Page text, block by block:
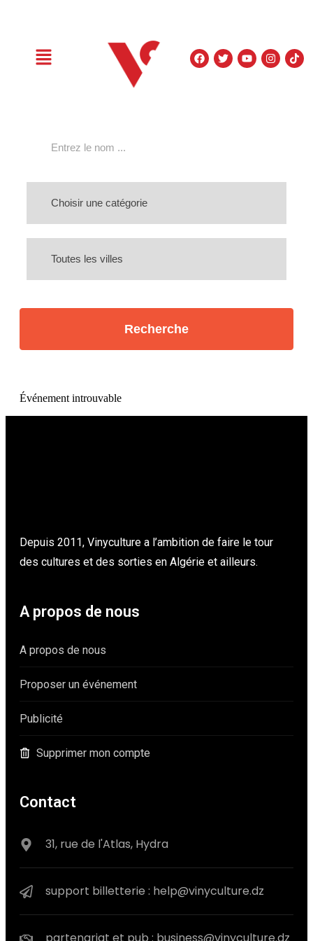
Événement introuvable
Depuis 2011, Vinyculture a l’ambition de faire le tour
des cultures et des sorties en Algérie et ailleurs.
A propos de nous
A propos de nous
Proposer un événement
Publicité
Supprimer mon compte
Contact
31, rue de l'Atlas, Hydra
support billetterie : help@vinyculture.dz